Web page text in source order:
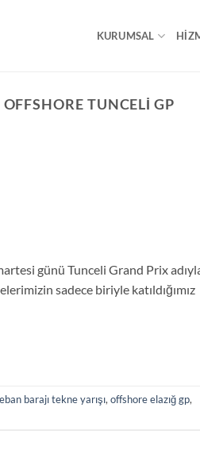
KURUMSAL
OFFSHORE TUNCELI GP
günü Tunceli Grand Prix
sadece biriyle katıldığımız
barajı tekne yarışı, offshore elazığ gp,